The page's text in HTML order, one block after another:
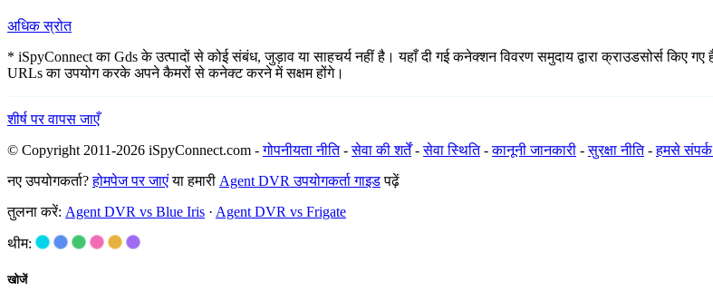
अधिक स्रोत
* iSpyConnect का Gds के उत्पादों से कोई संबंध, जुड़ाव या साहचर्य नहीं है। यहाँ दी गई कनेक्शन विवरण समुदाय द्वारा क्राउडसोर्स किए
URLs का उपयोग करके अपने कैमरों से कनेक्ट करने में सक्षम होंगे।
शीर्ष पर वापस जाएँ
© Copyright 2011-2026 iSpyConnect.com -गोपनीयता नीति-सेवा की शर्तें-सेवा स्थिति-कानूनी जानकारी -सुरक्षा नीति-हमसे
नए उपयोगकर्ता?होमपेज पर जाएंया हमारी Agent DVR उपयोगकर्ता गाइडपढ़ें
तुलना करें: Agent DVR vs Blue Iris · Agent DVR vs Frigate
थीम:
खोजें